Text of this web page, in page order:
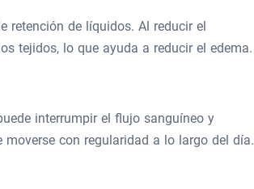
retención de líquidos. Al reducir el
tejidos, lo que ayuda a reducir el edema.
interrumpir el flujo sanguíneo y
con regularidad a lo largo del día.